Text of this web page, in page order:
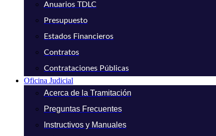
Anuarios TDLC
Presupuesto
Estados Financieros
Contratos
Contrataciones Públicas
Oficina Judicial
Acerca de la Tramitación
Preguntas Frecuentes
Instructivos y Manuales